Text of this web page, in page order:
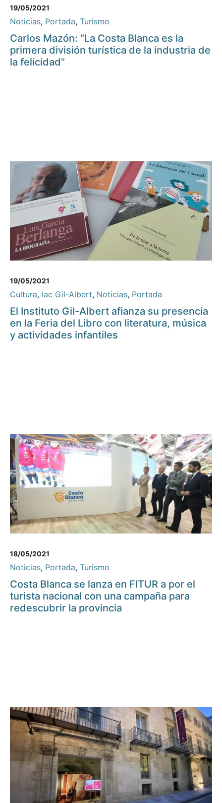
19/05/2021
Noticias, Portada, Turismo
Carlos Mazón: “La Costa Blanca es la
primera división turística de la industria de
la felicidad”
19/05/2021
Cultura, Iac Gil-Albert, Noticias, Portada
El Instituto Gil-Albert afianza su presencia
en la Feria del Libro con literatura, música
y actividades infantiles
18/05/2021
Noticias, Portada, Turismo
Costa Blanca se lanza en FITUR a por el
turista nacional con una campaña para
redescubrir la provincia